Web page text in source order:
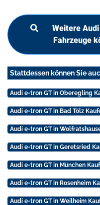
Weitere
Fahrzeuge
Stattdessen können Sie
Audi e-tron GT in Oberegling
Audi e-tron GT in Bad Tölz
Audi e-tron GT in
Audi e-tron GT in Geretsried
Audi e-tron GT in München
Audi e-tron GT in Rosenheim
Audi e-tron GT in Weilheim